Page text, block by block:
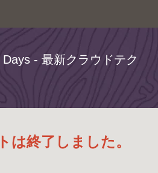
- 最新クラウドテク
は終了しました。